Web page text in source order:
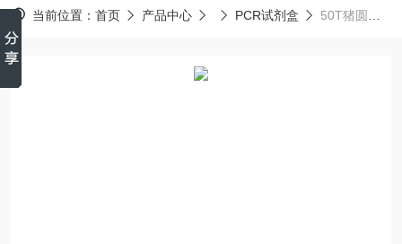
当前位置： 首页 产品中心 PCR试剂盒 50T猪圆环病毒1型/2型(PCV-1/PCV-2)核酸试剂盒